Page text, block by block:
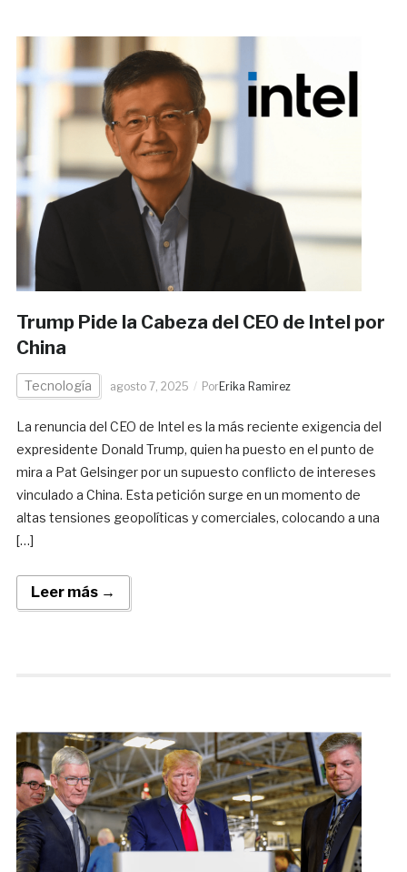
Trump Pide la Cabeza del CEO de Intel por
China
Tecnología agosto 7, 2025 Por Erika Ramirez
La renuncia del CEO de Intel es la más reciente exigencia del
expresidente Donald Trump, quien ha puesto en el punto de
mira a Pat Gelsinger por un supuesto conflicto de intereses
vinculado a China. Esta petición surge en un momento de
altas tensiones geopolíticas y comerciales, colocando a una
[…]
Leer más →